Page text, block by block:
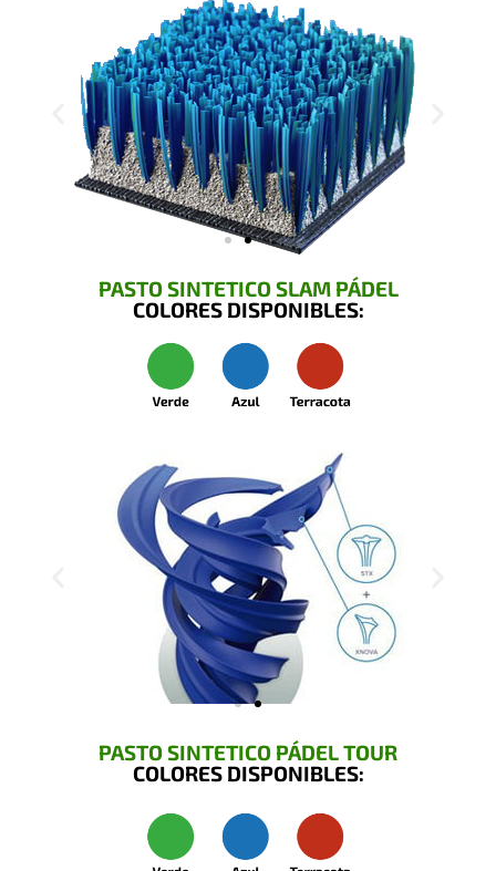
PASTO SINTETICO SLAM PÁDEL
COLORES DISPONIBLES:
PASTO SINTETICO PÁDEL TOUR
COLORES DISPONIBLES: